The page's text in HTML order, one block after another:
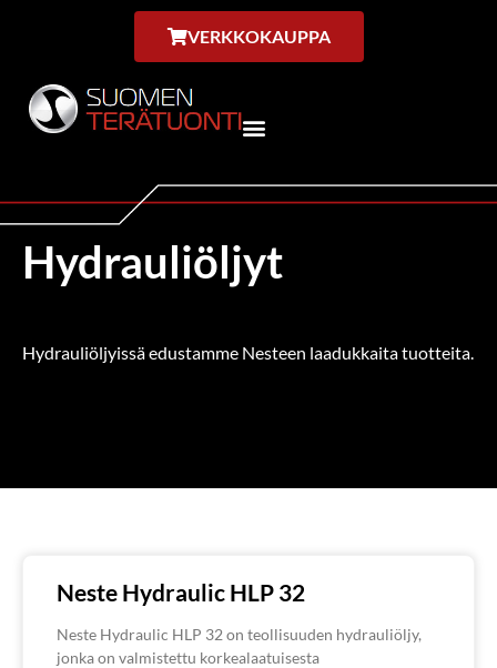
VERKKOKAUPPA
Hydrauliöljyt
Hydrauliöljyissä edustamme Nesteen laadukkaita tuotteita.
Neste Hydraulic HLP 32
Neste Hydraulic HLP 32 on teollisuuden hydrauliöljy,
jonka on valmistettu korkealaatuisesta